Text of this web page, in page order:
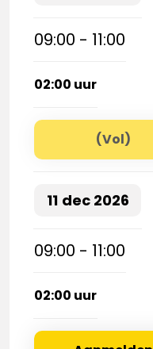
09:00 - 11:00
02:00 uur
(Vol)
11 dec2026
09:00 - 11:00
02:00 uur